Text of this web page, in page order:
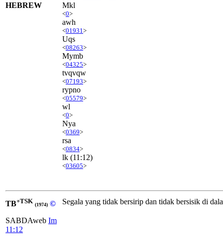
HEBREW Mkl
<0>
awh
<01931 >
Uqs
<08263>
Mymb
<04325>
tvqvqw
<07193>
rypno
<05579>
wl
<0>
Nya
<0369>
rsa
<0834>
lk (11:12)
<03605>
TB+TSK (1974) ©
SABDAweb Im
11:12
Segala yang tidak bersirip dan tidak bersisik di